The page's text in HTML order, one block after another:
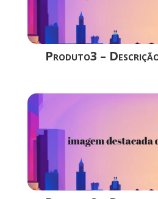
Produto3 –